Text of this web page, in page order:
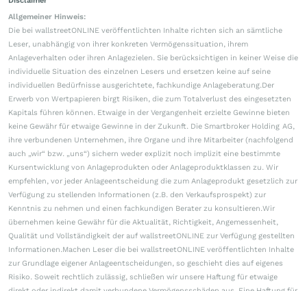
Allgemeiner Hinweis:
Die bei wallstreetONLINE veröffentlichten Inhalte richten sich an sämtliche
Leser, unabhängig von ihrer konkreten Vermögenssituation, ihrem
Anlageverhalten oder ihren Anlagezielen. Sie berücksichtigen in keiner Weise die
individuelle Situation des einzelnen Lesers und ersetzen keine auf seine
individuellen Bedürfnisse ausgerichtete, fachkundige Anlageberatung.Der
Erwerb von Wertpapieren birgt Risiken, die zum Totalverlust des eingesetzten
Kapitals führen können. Etwaige in der Vergangenheit erzielte Gewinne bieten
keine Gewähr für etwaige Gewinne in der Zukunft. Die Smartbroker Holding AG,
ihre verbundenen Unternehmen, ihre Organe und ihre Mitarbeiter (nachfolgend
auch „wir“ bzw. „uns“) sichern weder explizit noch implizit eine bestimmte
Kursentwicklung von Anlageprodukten oder Anlageproduktklassen zu. Wir
empfehlen, vor jeder Anlageentscheidung die zum Anlageprodukt gesetzlich zur
Verfügung zu stellenden Informationen (z.B. den Verkaufsprospekt) zur
Kenntnis zu nehmen und einen fachkundigen Berater zu konsultieren.Wir
übernehmen keine Gewähr für die Aktualität, Richtigkeit, Angemessenheit,
Qualität und Vollständigkeit der auf wallstreetONLINE zur Verfügung gestellten
Informationen.Machen Leser die bei wallstreetONLINE veröffentlichten Inhalte
zur Grundlage eigener Anlageentscheidungen, so geschieht dies auf eigenes
Risiko. Soweit rechtlich zulässig, schließen wir unsere Haftung für etwaige